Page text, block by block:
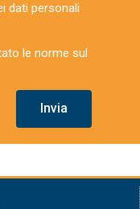
dati personali
le norme sul
Invia